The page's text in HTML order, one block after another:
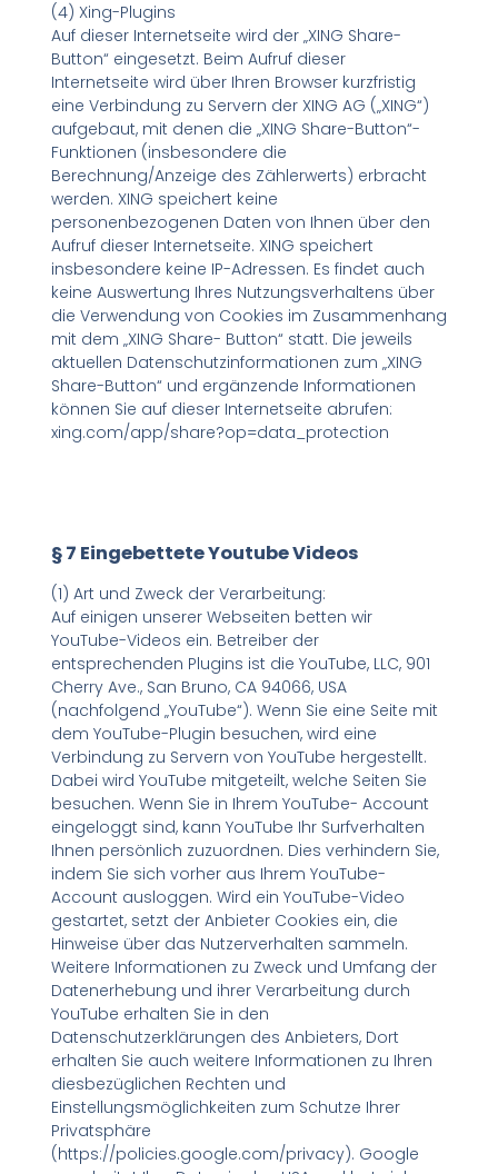
(4) Xing-Plugins
Auf dieser Internetseite wird der „XING Share-
Button“ eingesetzt. Beim Aufruf dieser
Internetseite wird über Ihren Browser kurzfristig
eine Verbindung zu Servern der XING AG („XING“)
aufgebaut, mit denen die „XING Share-Button“-
Funktionen (insbesondere die
Berechnung/Anzeige des Zählerwerts) erbracht
werden. XING speichert keine
personenbezogenen Daten von Ihnen über den
Aufruf dieser Internetseite. XING speichert
insbesondere keine IP-Adressen. Es findet auch
keine Auswertung Ihres Nutzungsverhaltens über
die Verwendung von Cookies im Zusammenhang
mit dem „XING Share- Button“ statt. Die jeweils
aktuellen Datenschutzinformationen zum „XING
Share-Button“ und ergänzende Informationen
können Sie auf dieser Internetseite abrufen:
xing.com/app/share?op=data_protection
§ 7 Eingebettete Youtube Videos
(1) Art und Zweck der Verarbeitung:
Auf einigen unserer Webseiten betten wir
YouTube-Videos ein. Betreiber der
entsprechenden Plugins ist die YouTube, LLC, 901
Cherry Ave., San Bruno, CA 94066, USA
(nachfolgend „YouTube“). Wenn Sie eine Seite mit
dem YouTube-Plugin besuchen, wird eine
Verbindung zu Servern von YouTube hergestellt.
Dabei wird YouTube mitgeteilt, welche Seiten Sie
besuchen. Wenn Sie in Ihrem YouTube- Account
eingeloggt sind, kann YouTube Ihr Surfverhalten
Ihnen persönlich zuzuordnen. Dies verhindern Sie,
indem Sie sich vorher aus Ihrem YouTube-
Account ausloggen. Wird ein YouTube-Video
gestartet, setzt der Anbieter Cookies ein, die
Hinweise über das Nutzerverhalten sammeln.
Weitere Informationen zu Zweck und Umfang der
Datenerhebung und ihrer Verarbeitung durch
YouTube erhalten Sie in den
Datenschutzerklärungen des Anbieters, Dort
erhalten Sie auch weitere Informationen zu Ihren
diesbezüglichen Rechten und
Einstellungsmöglichkeiten zum Schutze Ihrer
Privatsphäre
(https://policies.google.com/privacy). Google